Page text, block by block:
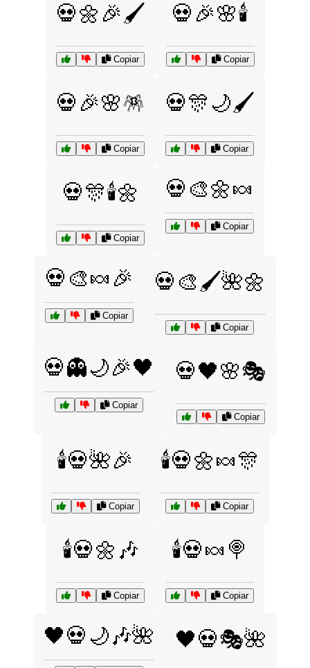
💀🌼🎉🖌️
Copiar
💀🎉🌸🕯️
Copiar
💀🎉🌸🪅
Copiar
💀🎊🌙🖌️
Copiar
💀🎊🕯️🌼
Copiar
💀🎨🌼🍬
Copiar
💀🎨🍬🎉
Copiar
💀🎨🖌️🌺🌼
Copiar
💀👻🌙🎉🖤
Copiar
💀🖤🌸🎭
Copiar
🕯️💀🌺🎉
Copiar
🕯️💀🌼🍬🎊
Copiar
🕯️💀🌼🎶
Copiar
🕯️💀🍬🍭
Copiar
🖤💀🌙🎶🌺 🖤💀🎭🌺